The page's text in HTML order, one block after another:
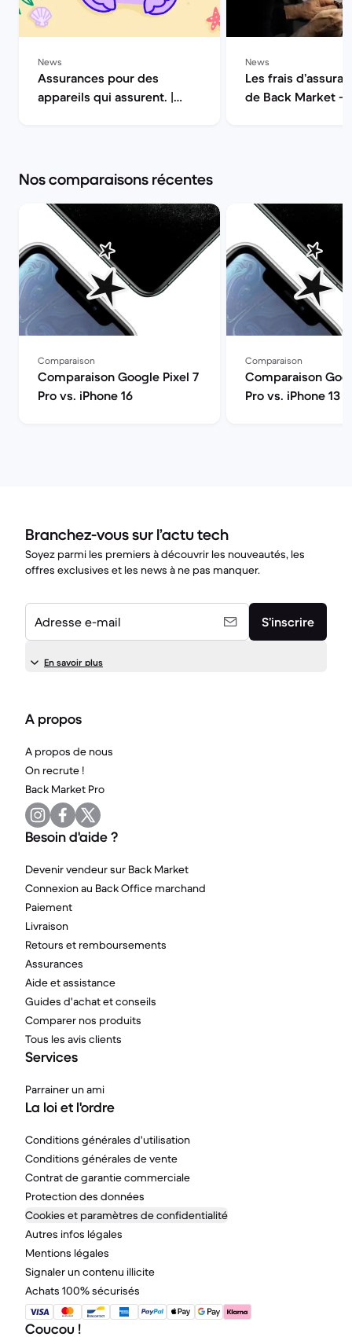
News
Assurances pour des
appareils qui assurent. |
News
Les frais
de Back Market
Nos comparaisons récentes
Comparaison
Comparaison Google Pixel 7
Pro vs. iPhone 16
Comparaison
Comparaison
Pro vs. iPhone 13
Branchez-vous sur l’actu tech
Soyez parmi les premiers à découvrir les nouveautés, les
offres exclusives et les news à ne pas manquer.
Adresse e-mail S’inscrire
En savoir plus
A propos
A propos de nous
On recrute !
Back Market Pro
Besoin d'aide ?
Devenir vendeur sur Back Market
Connexion au Back Office marchand
Paiement
Livraison
Retours et remboursements
Assurances
Aide et assistance
Guides d'achat et conseils
Comparer nos produits
Tous les avis clients
Services
Parrainer un ami
La loi et l'ordre
Conditions générales d'utilisation
Conditions générales de vente
Contrat de garantie commerciale
Protection des données
Cookies et paramètres de confidentialité
Autres infos légales
Mentions légales
Signaler un contenu illicite
Achats 100% sécurisés
Coucou !